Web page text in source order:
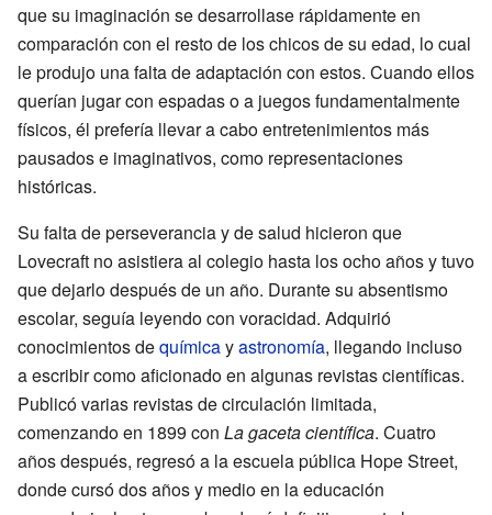
que su imaginación se desarrollase rápidamente en
comparación con el resto de los chicos de su edad, lo cual
le produjo una falta de adaptación con estos. Cuando ellos
querían jugar con espadas o a juegos fundamentalmente
físicos, él prefería llevar a cabo entretenimientos más
pausados e imaginativos, como representaciones
históricas.
Su falta de perseverancia y de salud hicieron que
Lovecraft no asistiera al colegio hasta los ocho años y tuvo
que dejarlo después de un año. Durante su absentismo
escolar, seguía leyendo con voracidad. Adquirió
conocimientos dequímicayastronomía, llegando incluso
a escribir como aficionado en algunas revistas científicas.
Publicó varias revistas de circulación limitada,
comenzando en 1899 con La gaceta científica. Cuatro
años después, regresó a la escuela pública Hope Street,
donde cursó dos años y medio en la educación